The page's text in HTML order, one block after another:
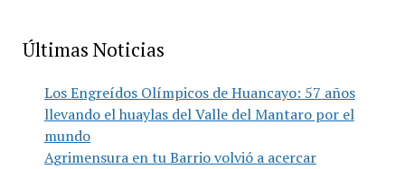
Últimas Noticias
Los Engreídos Olímpicos de Huancayo: 57 años
llevando el huaylas del Valle del Mantaro por el
mundo
Agrimensura en tu Barrio volvió a acercar